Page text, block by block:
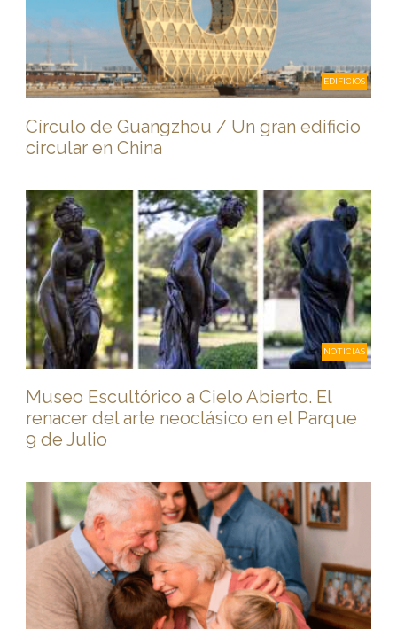
EDIFICIOS
Círculo de Guangzhou / Un gran edificio
circular en China
NOTICIAS
Museo Escultórico a Cielo Abierto. El
renacer del arte neoclásico en el Parque
9 de Julio